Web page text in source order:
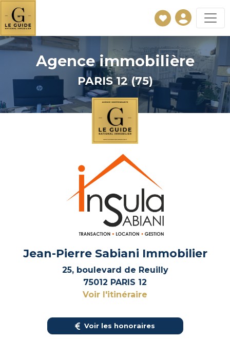
Agence immobilière
PARIS 12 (75)
Jean-Pierre Sabiani Immobilier
25, boulevard de Reuilly
75012 PARIS 12
Voir l'itinéraire
Voir les honoraires